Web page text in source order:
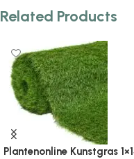
Related Products
Plantenonline Kunstgras